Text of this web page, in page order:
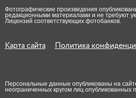
Фотографические произведения
редакционными материалами и не требуют
Лицензий соответствующих фотобанков.
Карта сайта Политика
Персональные данные опубликованы на
неограниченных кругом лиц опубликованных